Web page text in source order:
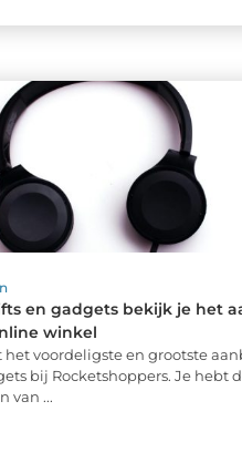
en gadgets bekijk je het
winkel
het voordeligste en grootste
bij Rocketshoppers. Je hebt
van ...